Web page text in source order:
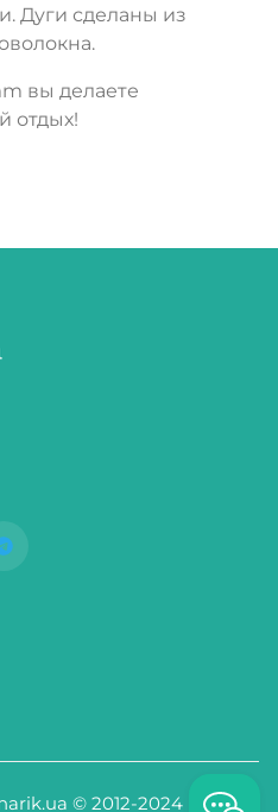
Дуги сделаны из
вы делаете
отдых!
© 2012-2024 Все